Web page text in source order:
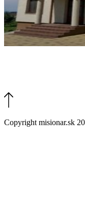
Copyright misionar.sk